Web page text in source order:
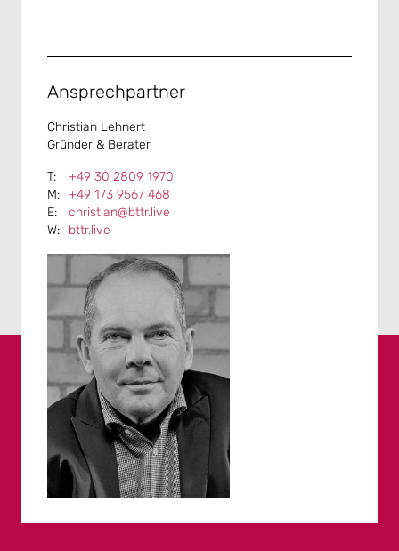
Ansprechpartner
Christian Lehnert
Gründer & Berater
+49 30 2809 1970
+49 173 9567 468
christian@bttr.live
bttr.live